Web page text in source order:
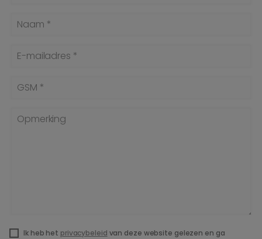
Naam *
E-mailadres *
GSM *
Opmerking
Ik heb het privacybeleid van deze website gelezen en ga